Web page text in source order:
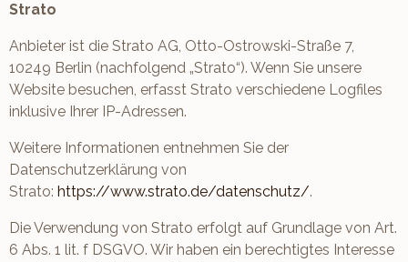
Strato
Anbieter ist die Strato AG, Otto-Ostrowski-Straße 7,
10249 Berlin (nachfolgend „Strato“). Wenn Sie unsere
Website besuchen, erfasst Strato verschiedene Logfiles
inklusive Ihrer IP-Adressen.
Weitere Informationen entnehmen Sie der
Datenschutzerklärung von
Strato: https://www.strato.de/datenschutz/.
Die Verwendung von Strato erfolgt auf Grundlage von Art.
6 Abs. 1 lit. f DSGVO. Wir haben ein berechtigtes Interesse